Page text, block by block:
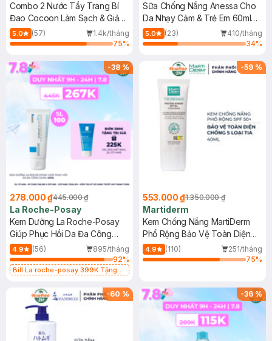
Combo 2 Nước Tẩy Trang Bí
Đao Cocoon Làm Sạch & Giảm
Dầu 500ml
5.0 (57)
1.4k/tháng
75%
Sữa Chống Nắng Anessa Cho
Da Nhạy Cảm & Trẻ Em 60ml
(Mới)
5.0 (23)
410/tháng
34%
-38%
278.000 ₫445.000 ₫
La Roche-Posay
Kem Dưỡng La Roche-Posay
Giúp Phục Hồi Da Đa Công
Dụng 40ml
4.9 (56)
895/tháng
92%
Bill La roche-posay 399K Tặng
(SL có hạn)
-59 %
553.000 ₫1.350.000 ₫
Martiderm
Kem Chống Nắng MartiDerm
Phổ Rộng Bảo Vệ Toàn Diện
40ml
4.9 (110)
251/tháng
75%
-60 % -36%